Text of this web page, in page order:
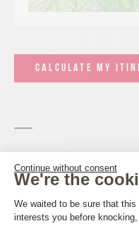
CALCULATE MY
Services and
Continue without consent
We're the
Consent
We waited to be sure that this
interests you before